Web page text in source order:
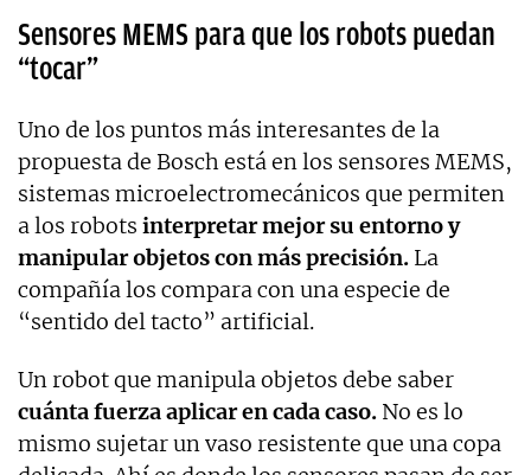
Sensores MEMS para que los robots puedan
“tocar”
Uno de los puntos más interesantes de la
propuesta de Bosch está en los sensores MEMS,
sistemas microelectromecánicos que permiten
a los robots interpretar mejor su entorno y
manipular objetos con más precisión. La
compañía los compara con una especie de
“sentido del tacto” artificial.
Un robot que manipula objetos debe saber
cuánta fuerza aplicar en cada caso. No es lo
mismo sujetar un vaso resistente que una copa